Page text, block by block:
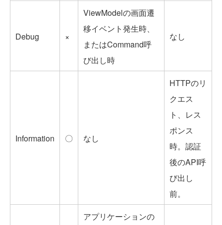
Debug ×
ViewModelの画面遷
移イベント発生時、
またはCommand呼
び出し時
なし
Information 〇 なし
HTTPのリ
クエス
ト、レス
ポンス
時。認証
後のAPI呼
び出し
前。
アプリケーションの